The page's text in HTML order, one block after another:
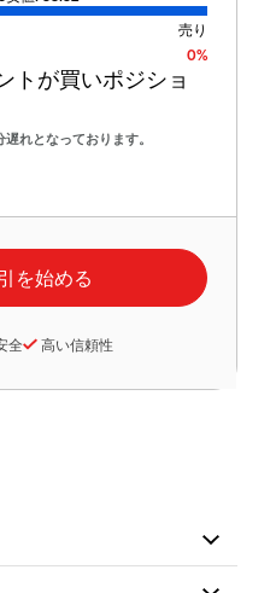
売り
0%
トが買いポジショ
れとなっております。
全 高い信頼性